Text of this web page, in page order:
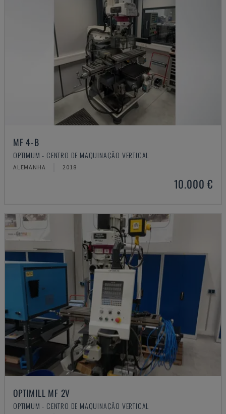
MF 4-B
OPTIMUM - CENTRO DE MAQUINAÇÃO VERTICAL
ALEMANHA 2018
10.000 €
OPTIMILL MF 2V
OPTIMUM - CENTRO DE MAQUINAÇÃO VERTICAL